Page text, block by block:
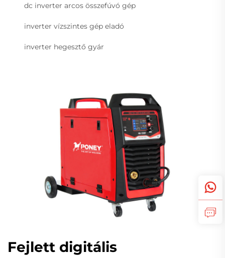
dc inverter arcos összefúvó gép
inverter vízszintes gép eladó
inverter hegesztő gyár
Fejlett digitális